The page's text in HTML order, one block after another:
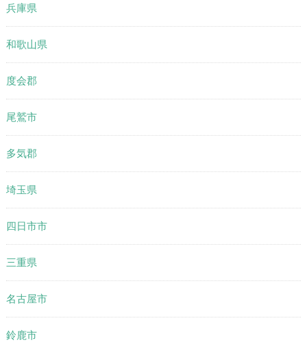
兵庫県
和歌山県
度会郡
尾鷲市
多気郡
埼玉県
四日市市
三重県
名古屋市
鈴鹿市